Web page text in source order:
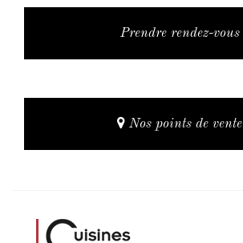
Prendre rendez-vous
Nos points de vente